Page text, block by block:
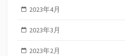
2023年4月
2023年3月
2023年2月